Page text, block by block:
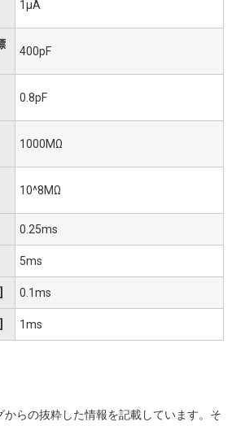
1μA
400pF
0.8pF
1000MΩ
10^8MΩ
0.25ms
5ms
0.1ms
1ms
らの抜粋した情報を記載しています。そ